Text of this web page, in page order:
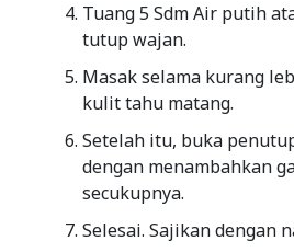
Tuang 5 Sdm Air putih
tutup wajan.
Masak selama kurang
kulit tahu matang.
Setelah itu, buka
dengan menambahkan
secukupnya.
Selesai. Sajikan dengan